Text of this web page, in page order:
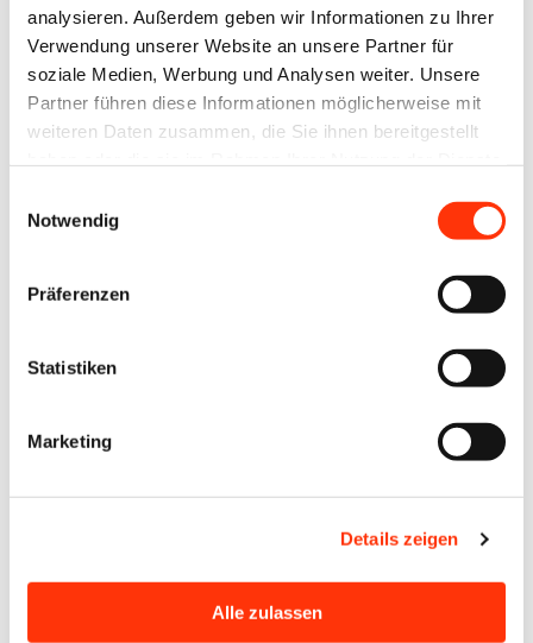
analysieren. Außerdem geben wir Informationen zu Ihrer
Verwendung unserer Website an unsere Partner für
soziale Medien, Werbung und Analysen weiter. Unsere
Partner führen diese Informationen möglicherweise mit
weiteren Daten zusammen, die Sie ihnen bereitgestellt
Notwendig
Präferenzen
Statistiken
Marketing
Details zeigen
Alle zulassen
Rehms Druck GmbH
Michael David,
Geschäftsführender
Gesellschafter, Gute
Geschäftsführer, L.N.
Co. KG DruckMedien
16:00 - 17:00 Uhr
Nicola Fritze,
Speakerin,
Buchautorin,